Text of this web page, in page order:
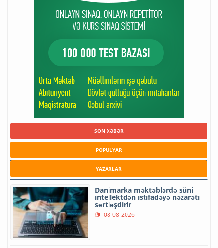
SON XƏBƏR
POPULYAR
YAZARLAR
Danimarka məktəblərdə süni
intellektdən istifadəyə nəzarəti
sərtləşdirir
08-08-2026